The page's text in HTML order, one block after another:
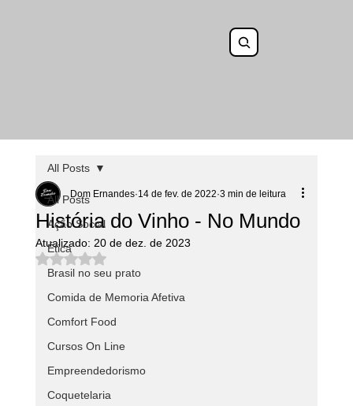
All Posts
Ação Social
Ética
Brasil no seu prato
Comida de Memoria Afetiva
Comfort Food
Cursos On Line
Empreendedorismo
Coquetelaria
All Posts
História do Vinho - No Mundo
Dom Ernandes 14 de fev. de 2022 3 min de leitura
Atualizado: 20 de dez. de 2023
Avaliado com NaN de 5 estrelas.